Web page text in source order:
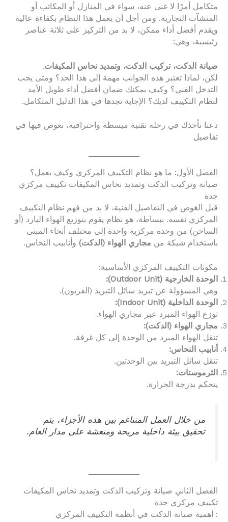
متكامل أمرًا لا غنى عنه، سواء في المنازل أو المكاتب أو
المنشآت التجارية. ومن أجل أن يعمل هذا النظام بكفاءة عالية
ويقدم أفضل أداء ممكن، لا بد من التركيز على ثلاثة عناصر
رئيسية، وهي:
صيانة الدكت، تركيب الدكت، وتمديد نحاس المكيفات.
لكن، لماذا تعتبر هذه الجوانب مهمة إلى هذا الحد؟ ومتى يجب
التدخل الفني؟ وكيف يمكنك ضمان أفضل أداء طويل الأمد
لنظام التكييف لديك؟ الإجابة تجدها في هذا الدليل المتكامل.
دعنا نأخذك في رحلة تقنية مبسطة واحترافية، نغوص فيها في
تفاصيل
الفصل الأول: ما هو نظام التكييف المركزي وكيف يعمل؟
صيانة وتركيب الدكت وتمديد نحاس المكيفات تكييف مركزي
جدة
قبل الغوص في التفاصيل الفنية، لا بد من فهم نظام التكييف
المركزي نفسه. ببساطة، هو نظام يقوم بتوزيع الهواء البارد (أو
الساخن) من وحدة مركزية واحدة إلى مختلف أنحاء المبنى
باستخدام شبكة من مجاري الهواء (الدكت) وأنابيب النحاس.
مكونات التكييف المركزي الأساسية:
الوحدة الخارجية (Outdoor Unit):
وهي المسؤولة عن تبريد سائل التبريد (الفريون).
الوحدة الداخلية (Indoor Unit):
توزع الهواء المبرد عبر مجاري الهواء.
مجاري الهواء (الدكت):
تنقل الهواء المبرد من الوحدة إلى كل غرفة.
أنابيب النحاس:
تنقل سائل التبريد بين الوحدتين.
الثرموستات:
يتحكم بدرجة الحرارة.
من خلال العمل المتناغم بين هذه الأجزاء، يتم
تحقيق بيئة داخلية مريحة ومنعشة على مدار العام.
الفصل الثاني صيانة وتركيب الدكت وتمديد نحاس المكيفات
تكييف مركزي جدة
: أهمية صيانة الدكت في أنظمة التكييف المركزي